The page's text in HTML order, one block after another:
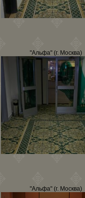
"Альфа" (г. Москва)
"Альфа" (г. Москва)